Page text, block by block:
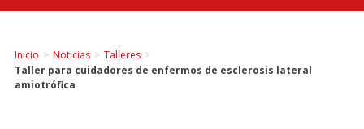
Inicio > Noticias > Talleres >
Taller para cuidadores de enfermos de esclerosis lateral
amiotrófica